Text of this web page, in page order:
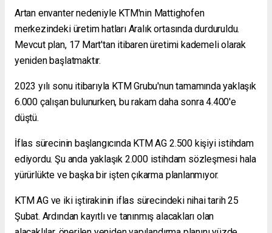
Artan envanter nedeniyle KTM'nin Mattighofen
merkezindeki üretim hatları Aralık ortasında durduruldu.
Mevcut plan, 17 Mart'tan itibaren üretimi kademeli olarak
yeniden başlatmaktır.
2023 yılı sonu itibarıyla KTM Grubu'nun tamamında yaklaşık
6.000 çalışan bulunurken, bu rakam daha sonra 4.400'e
düştü.
İflas sürecinin başlangıcında KTM AG 2.500 kişiyi istihdam
ediyordu. Şu anda yaklaşık 2.000 istihdam sözleşmesi hala
yürürlükte ve başka bir işten çıkarma planlanmıyor.
KTM AG ve iki iştirakinin iflas sürecindeki nihai tarih 25
Şubat. Ardından kayıtlı ve tanınmış alacakları olan